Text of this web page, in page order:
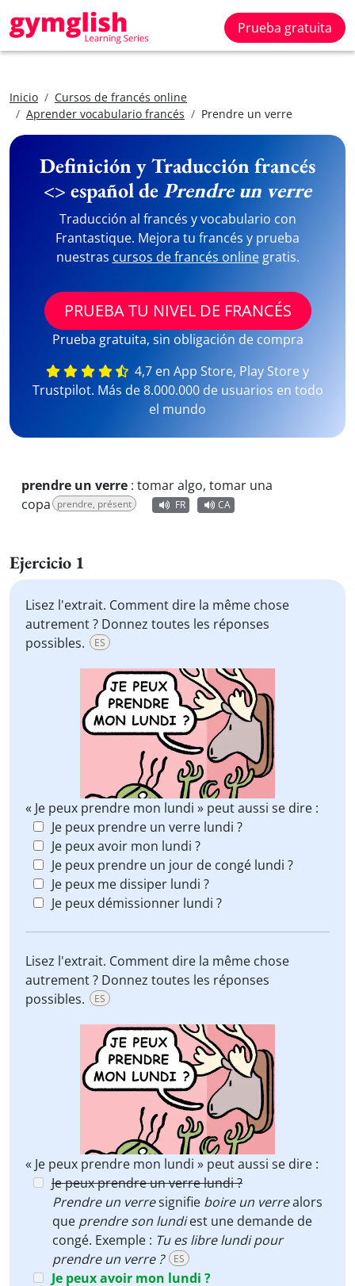
Prueba gratuita
Inicio
Cursos de francés online
Aprender vocabulario francés
Prendre un verre
Definición y Traducción francés
<> español dePrendre un verre
Traducción al francés y vocabulario con
Frantastique. Mejora tu francés y prueba
nuestras cursos de francés onlinegratis.
PRUEBA TU NIVEL DE FRANCÉS
Prueba gratuita, sin obligación de compra
4,7 en App Store, Play Store y
Trustpilot. Más de 8.000.000 de usuarios en todo
el mundo
prendre un verre : tomar algo, tomar una
copa prendre, présent FR CA
Ejercicio 1
Lisez l'extrait. Comment dire la même chose
autrement ? Donnez toutes les réponses
possibles.
ES
« Je peux prendre mon lundi » peut aussi se dire :
Je peux prendre un verre lundi ?
Je peux avoir mon lundi ?
Je peux prendre un jour de congé lundi ?
Je peux me dissiper lundi ?
Je peux démissionner lundi ?
Lisez l'extrait. Comment dire la même chose
autrement ? Donnez toutes les réponses
possibles.
ES
« Je peux prendre mon lundi » peut aussi se dire :
Je peux prendre un verre lundi ?
Prendre un verresignifie boire un verrealors
que prendre son lundiest une demande de
congé. Exemple : Tu es libre lundi pour
prendre un verre ?
ES
Je peux avoir mon lundi ?